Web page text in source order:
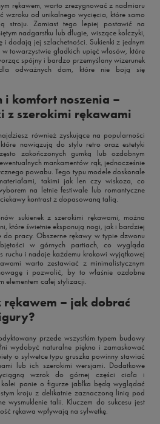
rękawem, warto zrezygnować z nadmiaru
od unikalnego wycięcia, które samo
stroju. Zamiast tego lepiej postawić na
nadgarstku lub długie, wiszące kolczyki,
i dodają jej szlachetności. Sukienki z jednym
towarzystwie gładkich upięć włosów, które
spójny i bardzo przemyślany wizerunek
odważnych dam, które nie boją się
komfort noszenia –
z szerokimi rękawami
również zyskujące na popularności
nawiązują do stylu retro oraz estetyki
zakończonych gumką lub ozdobnym
mankamentów rąk, jednocześnie
powabu. Tego typu modele doskonale
takimi jak len czy wiskoza, co
na letnie festiwale lub romantyczne
kontrast z dopasowaną talią.
sukienek z szerokimi rękawami, można
które świetnie eksponują nogi, jak i bardziej
do pracy. Obszerne rękawy w typie dzwonu
w górnych partiach, co wygląda
ruchu i nadaje każdemu krokowi wyjątkowej
warto zestawiać z minimalistycznym
i pozwolić, by to właśnie ozdobne
elementem całej stylizacji.
rękawem – jak dobrać
przede wszystkim typem budowy
wydobyć naturalne piękno i zamaskować
o sylwetce typu gruszka powinny stawiać
lub ich szerokimi wersjami. Dodatkowe
wzrok do górnej części ciała i
panie o figurze jabłka będą wyglądać
kroju z delikatnie zaznaczoną linią pod
wysmuklenie talii. Kluczem do sukcesu jest
rękawa wpływają na sylwetkę.